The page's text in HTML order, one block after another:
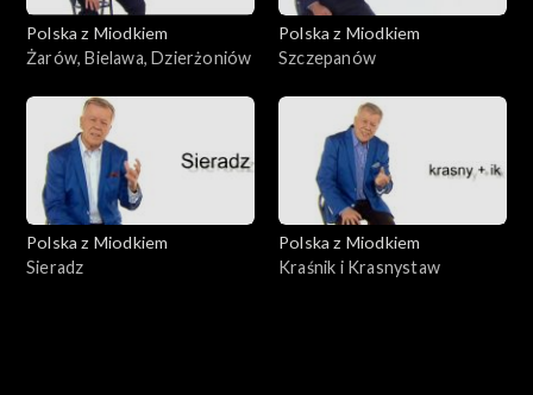
Polska z Miodkiem
Żarów, Bielawa, Dzierżoniów
Polska z Miodkiem
Szczepanów
Polska z Miodkiem
Sieradz
Polska z Miodkiem
Kraśnik i Krasnystaw